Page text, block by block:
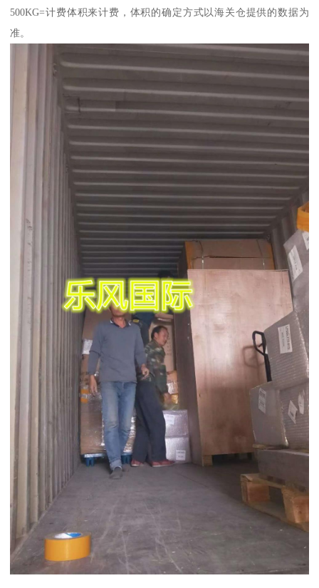
500KG=计费体积来计费，体积的确定方式以海关仓提供的数据为
准。